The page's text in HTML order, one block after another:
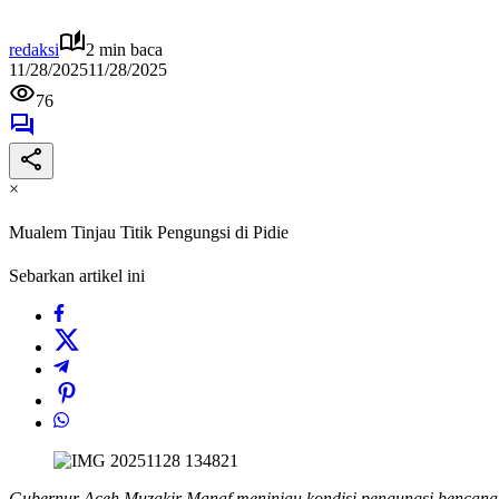
redaksi
2 min baca
11/28/202511/28/2025
76
×
Mualem Tinjau Titik Pengungsi di Pidie
Sebarkan artikel ini